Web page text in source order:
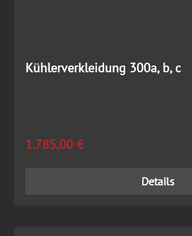
Kühlerverkleidung 300a, b, c
Regulärer Preis:
1.785,00 €
Details